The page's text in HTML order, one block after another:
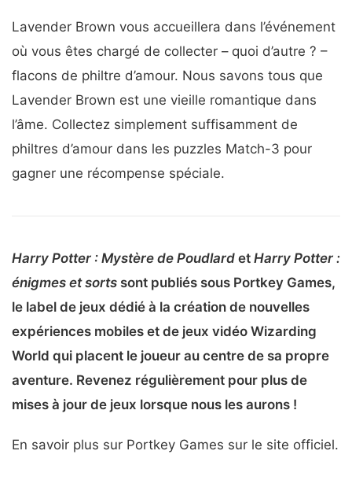
Lavender Brown vous accueillera dans l’événement
où vous êtes chargé de collecter – quoi d’autre ? –
flacons de philtre d’amour. Nous savons tous que
Lavender Brown est une vieille romantique dans
l’âme. Collectez simplement suffisamment de
philtres d’amour dans les puzzles Match-3 pour
gagner une récompense spéciale.
Harry Potter : Mystère de Poudlard et Harry Potter :
énigmes et sorts sont publiés sous Portkey Games,
le label de jeux dédié à la création de nouvelles
expériences mobiles et de jeux vidéo Wizarding
World qui placent le joueur au centre de sa propre
aventure. Revenez régulièrement pour plus de
mises à jour de jeux lorsque nous les aurons !
En savoir plus sur Portkey Games sur le site officiel.